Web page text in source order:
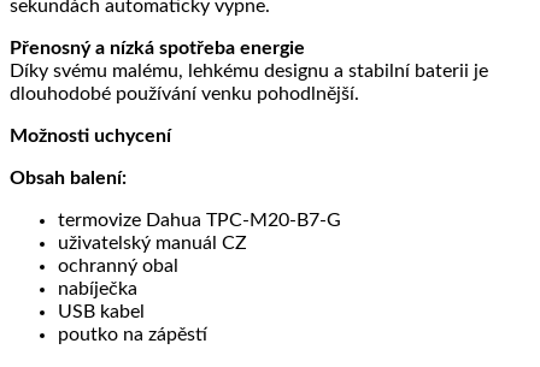
sekundách automaticky vypne.
Přenosný a nízká spotřeba energie
Díky svému malému, lehkému designu a stabilní baterii je
dlouhodobé používání venku pohodlnější.
Možnosti uchycení
Obsah balení:
termovize Dahua TPC-M20-B7-G
uživatelský manuál CZ
ochranný obal
nabíječka
USB kabel
poutko na zápěstí